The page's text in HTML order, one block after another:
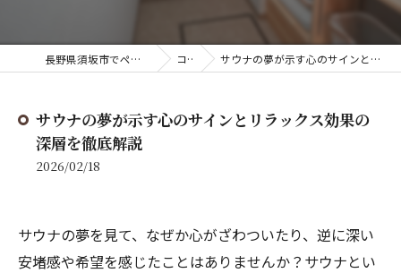
長野県須坂市でペンションならChillSheep コラム サウナの夢が示す心のサインとリラックス効果の深層を徹底解説
サウナの夢が示す心のサインとリラックス効果の
深層を徹底解説
2026/02/18
サウナの夢を見て、なぜか心がざわついたり、逆に深い
安堵感や希望を感じたことはありませんか？サウナとい